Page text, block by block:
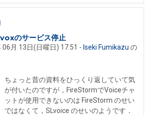
Martinek への返信
のサービス停止
06月 13日(日曜日) 17:51 - Iseki Fumikazu の
ちょっと昔の資料をひっくり返していて気
が付いたのですが，FireStormでVoiceチャ
ットが使用できないのは FireStorm のせい
ではなくて，SLvoice のせいのようです．